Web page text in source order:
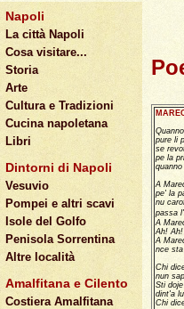
pure li
se
pe la
A
pe' la
nu
passa
A
Ah! Ah!
A
nce
Chi
nun
Sti
dint'a
Chi
Napoli
La città Napoli
Cosa visitare...
Storia
Arte
Cultura e Tradizioni
Cucina napoletana
Libri
Dintorni di Napoli
Vesuvio
Pompei e altri scavi
Isole del Golfo
Penisola Sorrentina
Altre località
Amalfitana e Cilento
Costiera Amalfitana